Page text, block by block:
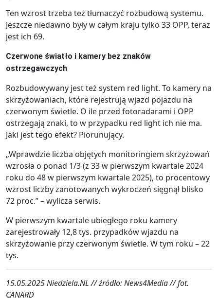
Ten wzrost trzeba też tłumaczyć rozbudową systemu.
Jeszcze niedawno były w całym kraju tylko 33 OPP, teraz
jest ich 69.
Czerwone światło i kamery bez znaków
ostrzegawczych
Rozbudowywany jest też system red light. To kamery na
skrzyżowaniach, które rejestrują wjazd pojazdu na
czerwonym świetle. O ile przed fotoradarami i OPP
ostrzegają znaki, to w przypadku red light ich nie ma.
Jaki jest tego efekt? Piorunujący.
„Wprawdzie liczba objętych monitoringiem skrzyżowań
wzrosła o ponad 1/3 (z 33 w pierwszym kwartale 2024
roku do 48 w pierwszym kwartale 2025), to procentowy
wzrost liczby zanotowanych wykroczeń sięgnął blisko
72 proc.” – wylicza serwis.
W pierwszym kwartale ubiegłego roku kamery
zarejestrowały 12,8 tys. przypadków wjazdu na
skrzyżowanie przy czerwonym świetle. W tym roku – 22
tys.
15.05.2025 Niedziela.NL // źródło: News4Media // fot.
CANARD